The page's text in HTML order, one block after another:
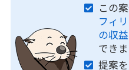
この
フィ
の収
できま
提案